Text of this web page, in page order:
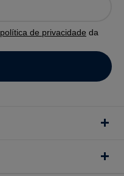
política de privacidade da